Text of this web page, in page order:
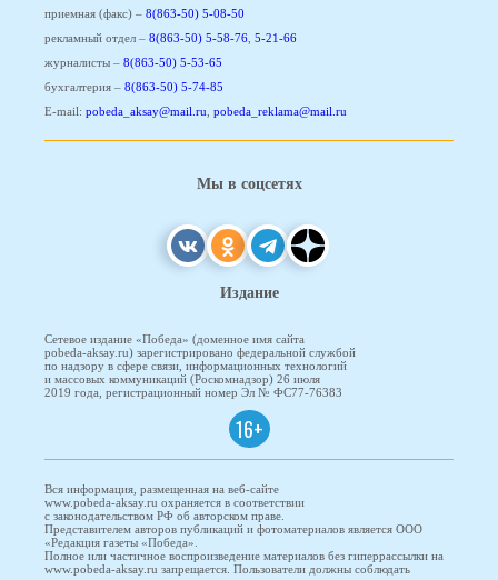
приемная (факс) – 8(863-50) 5-08-50
рекламный отдел – 8(863-50) 5-58-76, 5-21-66
журналисты – 8(863-50) 5-53-65
бухгалтерия – 8(863-50) 5-74-85
E-mail: pobeda_aksay@mail.ru, pobeda_reklama@mail.ru
Мы в соцсетях
Издание
Сетевое издание «Победа» (доменное имя сайта
pobeda-aksay.ru) зарегистрировано федеральной службой
по надзору в сфере связи, информационных технологий
и массовых коммуникаций (Роскомнадзор) 26 июля
2019 года, регистрационный номер Эл № ФС77-76383
16+
Вся информация, размещенная на веб-сайте
www.pobeda-aksay.ru охраняется в соответствии
с законодательством РФ об авторском праве.
Представителем авторов публикаций и фотоматериалов является ООО
«Редакция газеты «Победа».
Полное или частичное воспроизведение материалов без гиперрассылки на
www.pobeda-aksay.ru запрещается. Пользователи должны соблюдать